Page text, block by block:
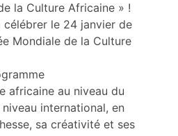
la Culture Africaine » !
célébrer le 24 janvier de
Mondiale de la Culture
africaine au niveau du
international, en
sa créativité et ses